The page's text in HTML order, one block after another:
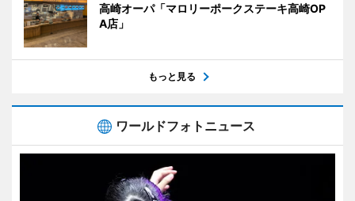
高崎オーパ「マロリーポークステーキ高崎OP
A店」
もっと見る
ワールドフォトニュース